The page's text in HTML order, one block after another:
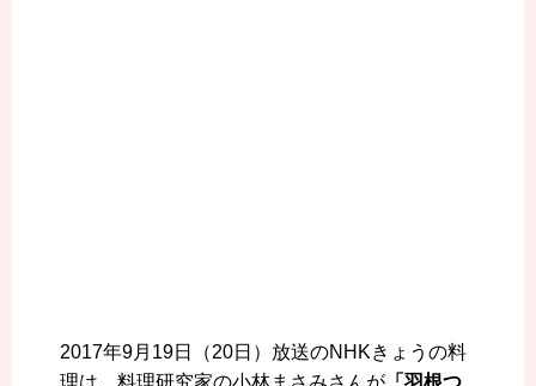
2017年9月19日（20日）放送のNHKきょうの料
理は、料理研究家の小林まさみさんが 「羽根つ